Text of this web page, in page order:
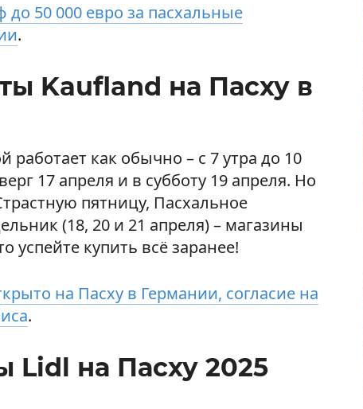
до 50 000 евро за пасхальные
.
Kaufland на Пасху в
работает как обычно – с 7 утра до 10
17 апреля и в субботу 19 апреля. Но
пятницу, Пасхальное
(18, 20 и 21 апреля) – магазины
успейте купить всё заранее!
на Пасху в Германии, согласие на
.
Lidl на Пасху 2025